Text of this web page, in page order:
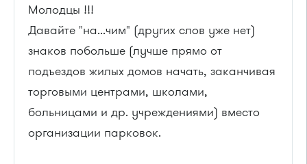
Молодцы !!!
Давайте "на...чим" (других слов уже нет)
знаков побольше (лучше прямо от
подъездов жилых домов начать, заканчивая
торговыми центрами, школами,
больницами и др. учреждениями) вместо
организации парковок.